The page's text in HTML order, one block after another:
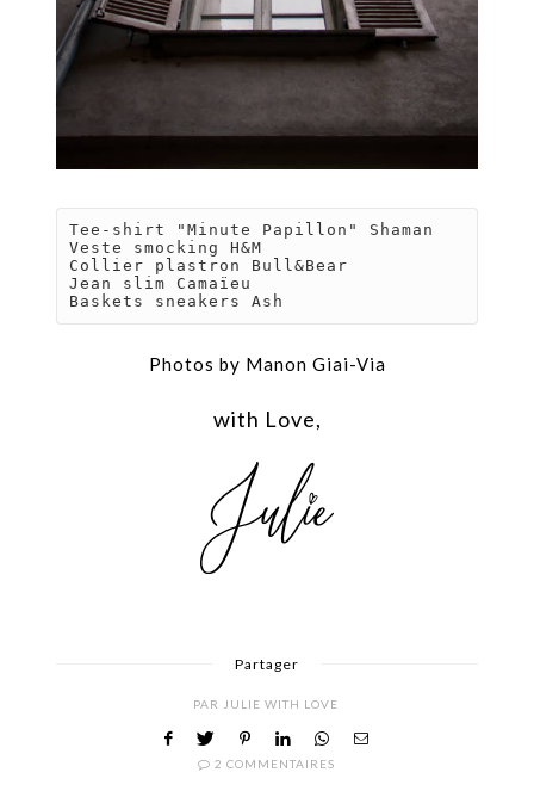
Tee-shirt "Minute Papillon" Shaman
Veste smocking H&M
Collier plastron Bull&Bear
Jean slim Camaïeu
Baskets sneakers Ash
Photos by Manon Giai-Via
with Love,
Partager
PAR JULIE WITH LOVE
2 COMMENTAIRES